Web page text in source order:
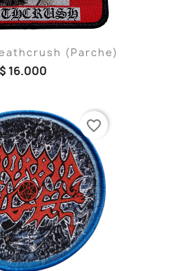
(Parche)
$ 16.000
favorite_border